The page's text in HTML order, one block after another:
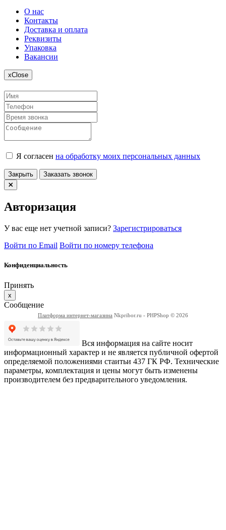
О нас
Контакты
Доставка и оплата
Реквизиты
Упаковка
Вакансии
xClose
Я согласен на обработку моих персональных данных
Закрыть Заказать звонок
Авторизация
У вас еще нет учетной записи? Зарегистрироваться
Войти по Email Войти по номеру телефона
Конфиденциальность
Принять
x
Сообщение
Платформа интернет-магазина Nkpribor.ru - PHPShop © 2026
Вся информация на сайте носит
информационный характер и не является публичной офертой
определяемой положениями стаитьи 437 ГК РФ. Технические
параметры, комплектация и цены могут быть изменены
производителем без предварительного уведомления.